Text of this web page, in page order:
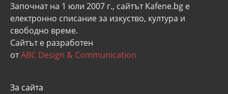
Започнат на 1 юли 2007 г., сайтът Kafene.bg e
eлектронно списание за изкуство, култура и
свободно време.
Сайтът е разработен
отABC Design & Communication
За сайта